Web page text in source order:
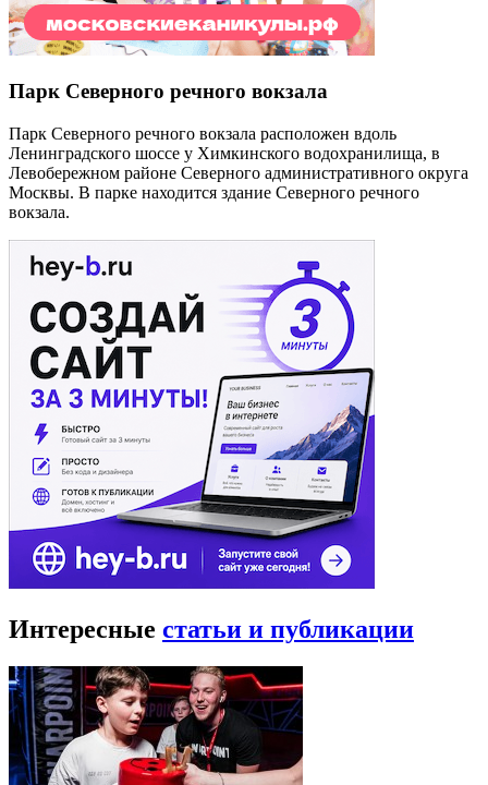
Парк Северного речного вокзала
Парк Северного речного вокзала расположен вдоль
Ленинградского шоссе у Химкинского водохранилища, в
Левобережном районе Северного административного округа
Москвы. В парке находится здание Северного речного
вокзала.
Интересные статьи и публикации